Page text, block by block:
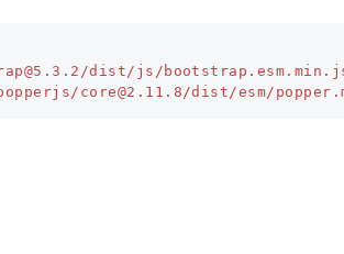
/dist/js/
core@2.11.8/dist/esm/